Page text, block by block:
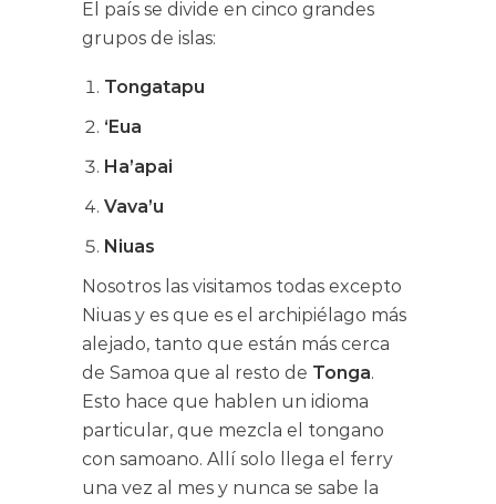
El país se divide en cinco grandes
grupos de islas:
Tongatapu
‘Eua
Ha’apai
Vava’u
Niuas
Nosotros las visitamos todas excepto
Niuas y es que es el archipiélago más
alejado, tanto que están más cerca
de Samoa que al resto de Tonga.
Esto hace que hablen un idioma
particular, que mezcla el tongano
con samoano. Allí solo llega el ferry
una vez al mes y nunca se sabe la